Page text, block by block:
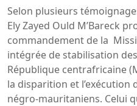
Selon plusieurs
Ely Zayed Ould M’Bareck
commandement de la
intégrée de stabilisation
République centrafricaine
la disparition et l’exécution
négro-mauritaniens. Celui